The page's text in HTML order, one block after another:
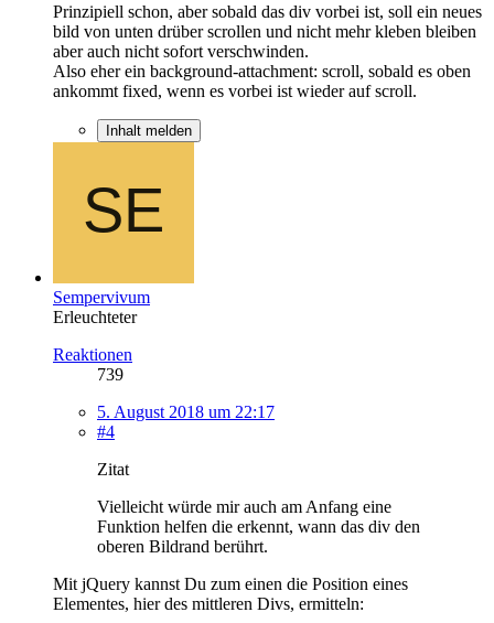
Prinzipiell schon, aber sobald das div vorbei ist, soll ein neues
bild von unten drüber scrollen und nicht mehr kleben bleiben
aber auch nicht sofort verschwinden.
Also eher ein background-attachment: scroll, sobald es oben
ankommt fixed, wenn es vorbei ist wieder auf scroll.
Inhalt melden
Sempervivum
Erleuchteter
Reaktionen
739
5. August 2018 um 22:17
#4
Zitat
Vielleicht würde mir auch am Anfang eine
Funktion helfen die erkennt, wann das div den
oberen Bildrand berührt.
Mit jQuery kannst Du zum einen die Position eines
Elementes, hier des mittleren Divs, ermitteln: